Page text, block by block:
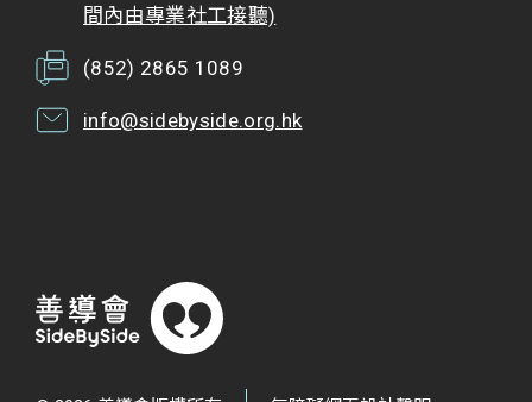
間內由專業社工接聽)
(852) 2865 1089
info@sidebyside.org.hk